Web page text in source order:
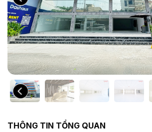
THÔNG TIN TỔNG QUAN